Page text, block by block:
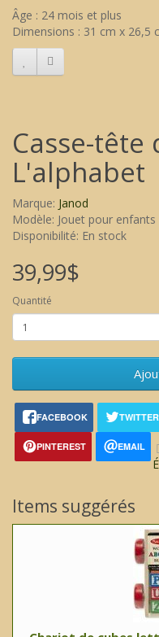
Âge : 24 mois et plus
Dimensions : 31 cm x 26,5
Casse-tête
L'alphabet
Marque: Janod
Modèle: Jouet pour enfants
Disponibilité: En stock
39,99$
Quantité
FACEBOOK TWITTER
PINTEREST EMAIL
Items suggérés